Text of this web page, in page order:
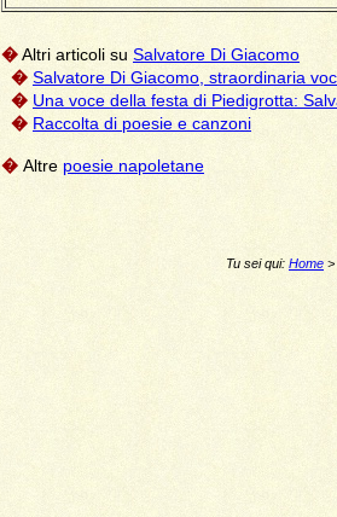
�Altri articoli su Salvatore Di Giacomo
� Salvatore Di Giacomo, straordinaria
� Una voce della festa di Piedigrotta:
� Raccolta di poesie e canzoni
� Altre poesie napoletane
Tu sei qui: Home >